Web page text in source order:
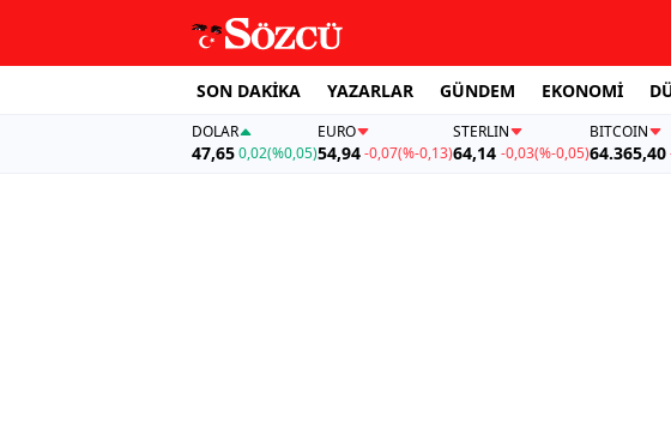
SON DAKİKA YAZARLAR GÜNDEM EKONOMİ
DOLAR
47,650,02(%0,05)
EURO
54,94 -0,07(%-0,13)
STERLIN
64,14 -0,03(%-0,05)
BITCOIN
64.365,40